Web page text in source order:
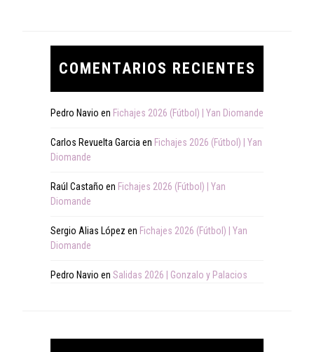
COMENTARIOS RECIENTES
Pedro Navio en Fichajes 2026 (Fútbol) | Yan Diomande
Carlos Revuelta Garcia en Fichajes 2026 (Fútbol) | Yan
Diomande
Raúl Castaño en Fichajes 2026 (Fútbol) | Yan
Diomande
Sergio Alias López en Fichajes 2026 (Fútbol) | Yan
Diomande
Pedro Navio en Salidas 2026 | Gonzalo y Palacios